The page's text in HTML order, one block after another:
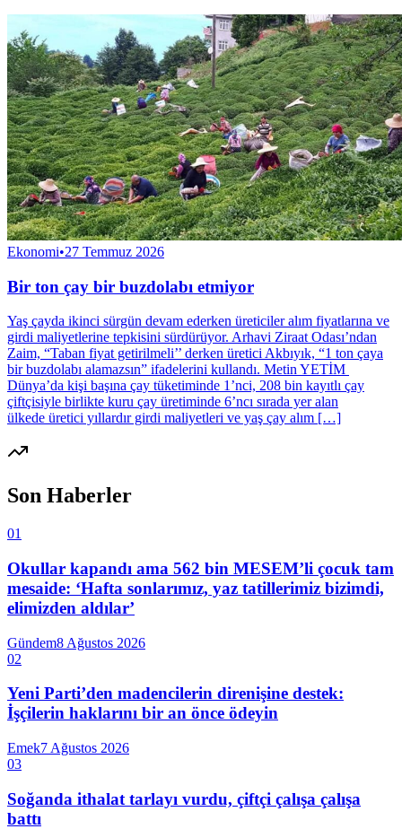
Ekonomi•27 Temmuz 2026
Bir ton çay bir buzdolabı etmiyor
Yaş çayda ikinci sürgün devam ederken üreticiler alım fiyatlarına ve
girdi maliyetlerine tepkisini sürdürüyor. Arhavi Ziraat Odası’ndan
Zaim, “Taban fiyat getirilmeli’’ derken üretici Akbıyık, “1 ton çaya
bir buzdolabı alamazsın” ifadelerini kullandı. Metin YETİM
Dünya’da kişi başına çay tüketiminde 1’nci, 208 bin kayıtlı çay
çiftçisiyle birlikte kuru çay üretiminde 6’ncı sırada yer alan
ülkede üretici yıllardır girdi maliyetleri ve yaş çay alım […]
Son Haberler
01
Okullar kapandı ama 562 bin MESEM’li çocuk tam
mesaide: ‘Hafta sonlarımız, yaz tatillerimiz bizimdi,
elimizden aldılar’
Gündem8 Ağustos 2026
02
Yeni Parti’den madencilerin direnişine destek:
İşçilerin haklarını bir an önce ödeyin
Emek7 Ağustos 2026
03
Soğanda ithalat tarlayı vurdu, çiftçi çalışa çalışa
battı